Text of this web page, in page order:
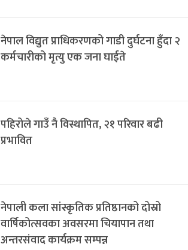
नेपाल विद्युत प्राधिकरणको गाडी दुर्घटना हुँदा २
कर्मचारीको मृत्यु एक जना घाईते
पहिरोले गाउँ नै विस्थापित, २१ परिवार बढी
प्रभावित
नेपाली कला सांस्कृतिक प्रतिष्ठानको दोस्रो
वार्षिकोत्सवका अवसरमा चियापान तथा
अन्तरसंवाद कार्यक्रम सम्पन्न